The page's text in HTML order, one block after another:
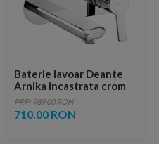
Baterie lavoar Deante
Arnika incastrata crom
PRP: 989.00 RON
710.00 RON